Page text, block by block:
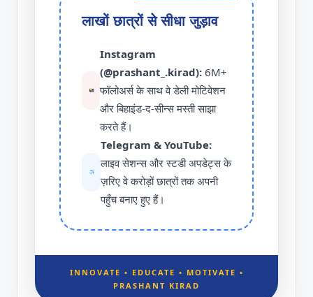
लाखों छात्रों से सीधा जुड़ाव
Instagram
(@prashant_.kirad): 6M+
फॉलोअर्स के साथ वे डेली मोटिवेशन
और बिहाइंड-द-सीन्स मस्ती साझा
करते हैं।
Telegram & YouTube:
लाइव सेशन्स और स्टडी अपडेट्स के
ज़रिए वे करोड़ों छात्रों तक अपनी
पहुँच बनाए हुए हैं।
INNOVATE • EDUCATE • MOTIVATE •
PRASHANT KIRAD